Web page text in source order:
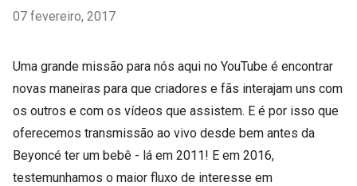
07 fevereiro, 2017
Uma grande missão para nós aqui no YouTube é encontrar
novas maneiras para que criadores e fãs interajam uns com
os outros e com os vídeos que assistem. E é por isso que
oferecemos transmissão ao vivo desde bem antes da
Beyoncé ter um bebê - lá em 2011! E em 2016,
testemunhamos o maior fluxo de interesse em